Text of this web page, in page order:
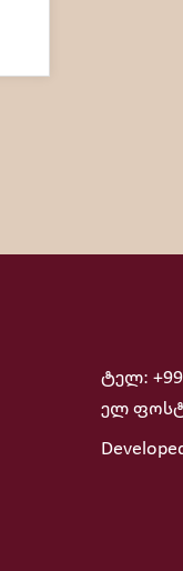
ტელ:
ელ